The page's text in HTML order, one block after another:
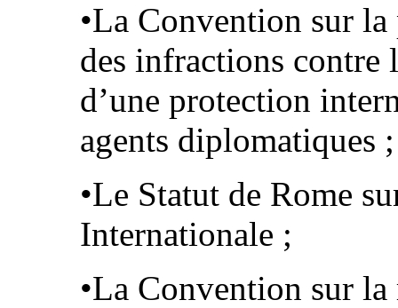
•La Convention sur
des infractions contre
d’une protection
agents diplomatiques ;
•Le Statut de Rome
Internationale ;
•La Convention sur